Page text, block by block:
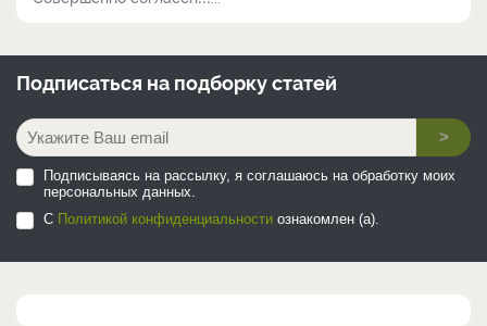
Подписаться на подборку статей
>
Подписываясь на рассылку, я соглашаюсь на обработку моих
персональных данных.
С Политикой конфиденциальности ознакомлен (а).